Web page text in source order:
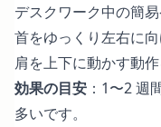
デスクワーク中の簡
首をゆっくり左右に
肩を上下に動かす動
効果の目安 ：1〜2 週
多いです。